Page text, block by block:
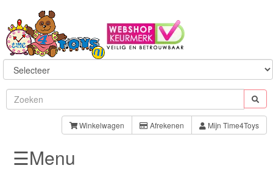
Winkelwagen Afrekenen Mijn Time4Toys
Sylvanian
Families
Aquabeads
☰Menu